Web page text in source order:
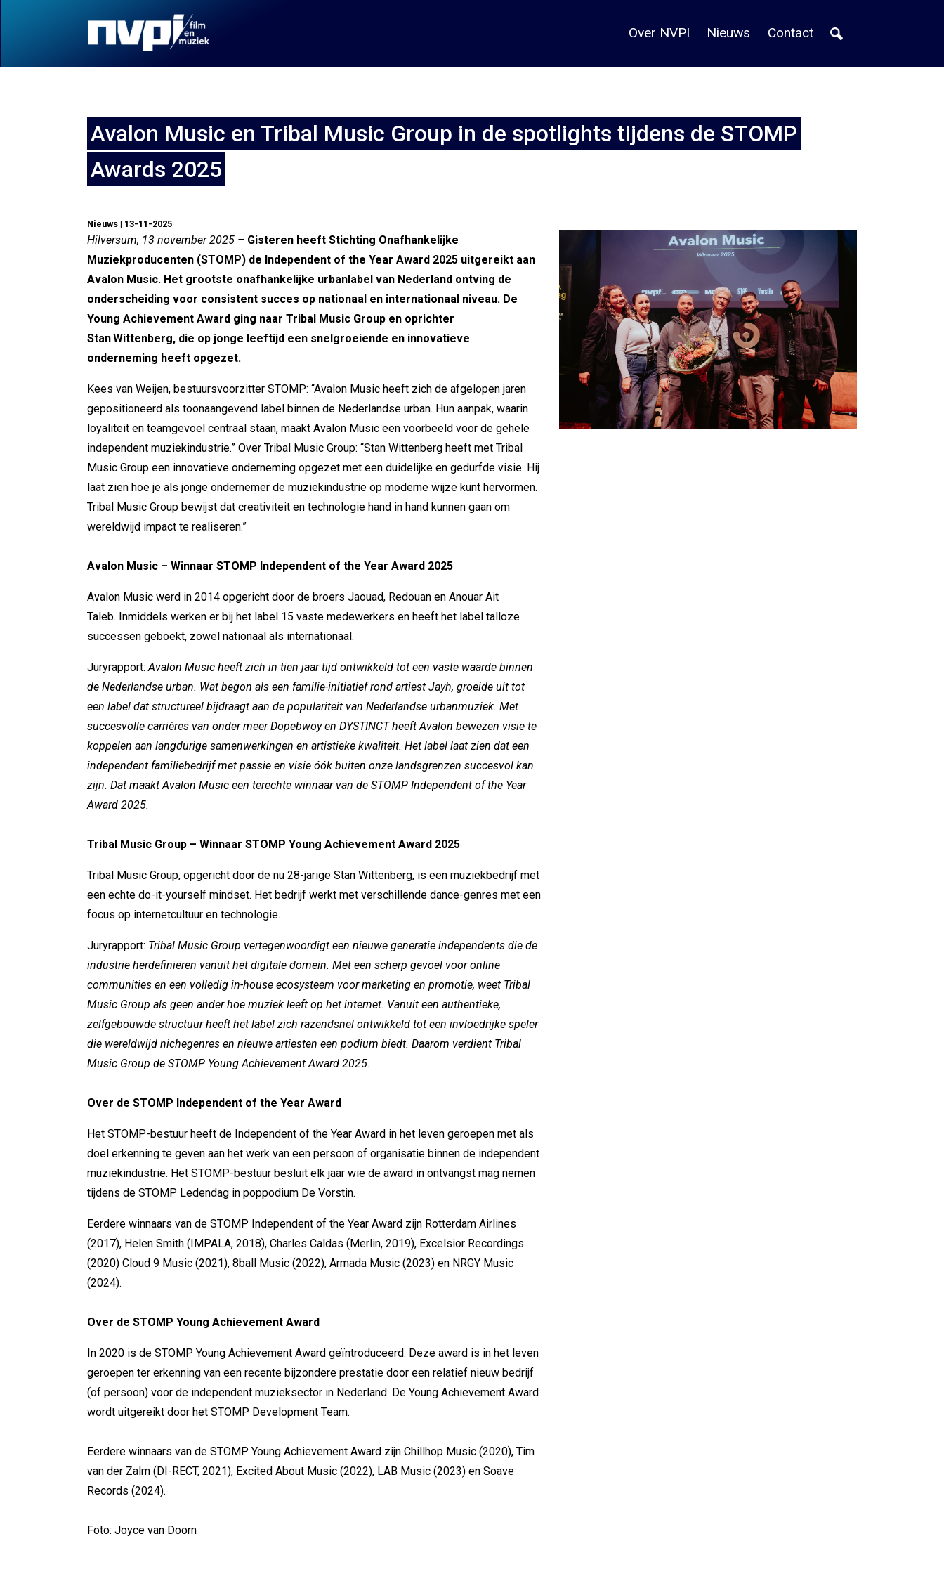
Over NVPI Nieuws Contact
Avalon Music en Tribal Music Group in de spotlights tijdens de STOMP
Awards 2025
Nieuws | 13-11-2025
Hilversum, 13 november 2025 – Gisteren heeft Stichting Onafhankelijke
Muziekproducenten (STOMP) de Independent of the Year Award 2025 uitgereikt aan
Avalon Music. Het grootste onafhankelijke urbanlabel van Nederland ontving de
onderscheiding voor consistent succes op nationaal en internationaal niveau. De
Young Achievement Award ging naar Tribal Music Group en oprichter
StanWittenberg, die op jonge leeftijd een snelgroeiende en innovatieve
onderneming heeft opgezet.
Kees van Weijen, bestuursvoorzitter STOMP: “Avalon Music heeft zich de afgelopen jaren
gepositioneerd als toonaangevend label binnen de Nederlandse urban. Hun aanpak, waarin
loyaliteit en teamgevoel centraal staan, maakt Avalon Music een voorbeeld voor de gehele
independent muziekindustrie.” Over Tribal Music Group: “Stan Wittenberg heeft met Tribal
Music Group een innovatieve onderneming opgezet met een duidelijke en gedurfde visie. Hij
laat zien hoe je als jonge ondernemer de muziekindustrie op moderne wijze kunt hervormen.
Tribal Music Group bewijst dat creativiteit en technologie hand in hand kunnen gaan om
wereldwijd impact te realiseren.”
Avalon Music – Winnaar STOMP Independent of the Year Award 2025
Avalon Music werd in 2014 opgericht door de broers Jaouad, Redouan en Anouar Ait
Taleb. Inmiddels werken er bij het label 15 vaste medewerkers en heeft het label talloze
successen geboekt, zowel nationaal als internationaal.
Juryrapport: Avalon Music heeft zich in tien jaar tijd ontwikkeld tot een vaste waarde binnen
de Nederlandse urban. Wat begon als een familie-initiatief rond artiest Jayh, groeide uit tot
een label dat structureel bijdraagt aan de populariteit van Nederlandse urbanmuziek. Met
succesvolle carrières van onder meer Dopebwoy en DYSTINCT heeft Avalon bewezen visie te
koppelen aan langdurige samenwerkingen en artistieke kwaliteit. Het label laat zien dat een
independent familiebedrijf met passie en visie óók buiten onze landsgrenzen succesvol kan
zijn. Dat maakt Avalon Music een terechte winnaar van de STOMP Independent of the Year
Award 2025.
Tribal Music Group – Winnaar STOMP Young Achievement Award 2025
Tribal Music Group, opgericht door de nu 28-jarige Stan Wittenberg, is een muziekbedrijf met
een echte do-it-yourself mindset. Het bedrijf werkt met verschillende dance-genres met een
focus op internetcultuur en technologie.
Juryrapport: Tribal Music Group vertegenwoordigt een nieuwe generatie independents die de
industrie herdefiniëren vanuit het digitale domein. Met een scherp gevoel voor online
communities en een volledig in-house ecosysteem voor marketing en promotie, weet Tribal
Music Group als geen ander hoe muziek leeft op het internet. Vanuit een authentieke,
zelfgebouwde structuur heeft het label zich razendsnel ontwikkeld tot een invloedrijke speler
die wereldwijd nichegenres en nieuwe artiesten een podium biedt. Daarom verdient Tribal
Music Group de STOMP Young Achievement Award 2025.
Over de STOMP Independent of the Year Award
Het STOMP-bestuur heeft de Independent of the Year Award in het leven geroepen met als
doel erkenning te geven aan het werk van een persoon of organisatie binnen de independent
muziekindustrie. Het STOMP-bestuur besluit elk jaar wie de award in ontvangst mag nemen
tijdens de STOMP Ledendag in poppodium De Vorstin.
Eerdere winnaars van de STOMP Independent of the Year Award zijn Rotterdam Airlines
(2017), Helen Smith (IMPALA, 2018), Charles Caldas (Merlin, 2019), Excelsior Recordings
(2020) Cloud 9 Music (2021), 8ball Music (2022), Armada Music (2023) en NRGY Music
(2024).
Over de STOMP Young Achievement Award
In 2020 is de STOMP Young Achievement Award geïntroduceerd. Deze award is in het leven
geroepen ter erkenning van een recente bijzondere prestatie door een relatief nieuw bedrijf
(of persoon) voor de independent muzieksector in Nederland. De Young Achievement Award
wordt uitgereikt door het STOMP Development Team.
Eerdere winnaars van de STOMP Young Achievement Award zijn Chillhop Music (2020), Tim
van der Zalm (DI-RECT, 2021), Excited About Music (2022), LAB Music (2023) en Soave
Records (2024).
Foto: Joyce van Doorn